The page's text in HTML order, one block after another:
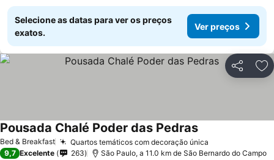
Selecione as datas para ver os preços
exatos.
Ver preços
Partilhar
Bed & Breakfast Quartos temáticos com decoração única
Pousada Chalé Poder das Pedras
9,7 Excelente 263 São Paulo, a 11.0 km de São Bernardo do Campo